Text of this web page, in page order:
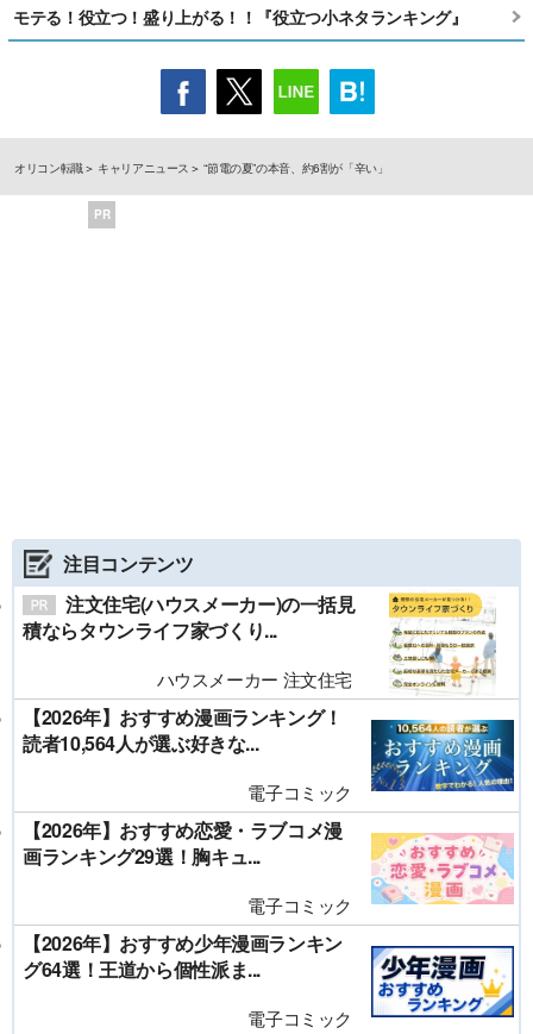
モテる！役立つ！盛り上がる！！『役立つ小ネタランキング』
オリコン転職 キャリアニュース “節電の夏”の本音、約6割が「辛い」
PR
注目コンテンツ
注文住宅(ハウスメーカー)の一括見
積ならタウンライフ家づくり...
ハウスメーカー 注文住宅
【2026年】おすすめ漫画ランキング！
読者10,564人が選ぶ好きな...
電子コミック
【2026年】おすすめ恋愛・ラブコメ漫
画ランキング29選！胸キュ...
電子コミック
【2026年】おすすめ少年漫画ランキン
グ64選！王道から個性派ま...
電子コミック